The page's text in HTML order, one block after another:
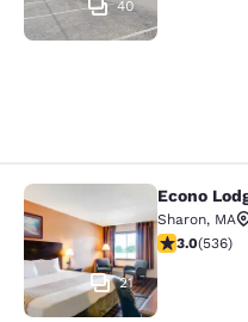
40
Econo Lodge
21
Econo
Sharon, MA
3.01 étoiles.
3.0(536)